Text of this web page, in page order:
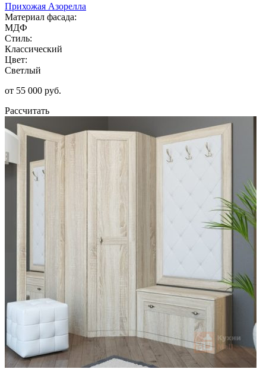
Прихожая Азорелла
Материал фасада:
МДФ
Стиль:
Классический
Цвет:
Светлый
от 55 000 руб.
Рассчитать